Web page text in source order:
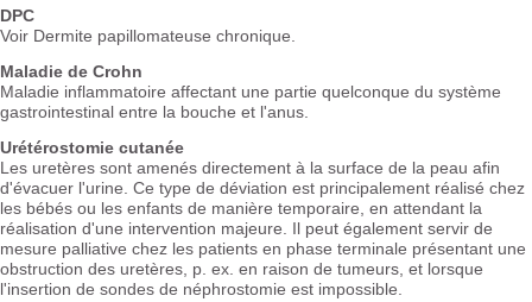
DPC
Voir Dermite papillomateuse chronique.
Maladie de Crohn
Maladie inflammatoire affectant une partie quelconque du système
gastrointestinal entre la bouche et l'anus.
Urétérostomie cutanée
Les uretères sont amenés directement à la surface de la peau afin
d'évacuer l'urine. Ce type de déviation est principalement réalisé chez
les bébés ou les enfants de manière temporaire, en attendant la
réalisation d'une intervention majeure. Il peut également servir de
mesure palliative chez les patients en phase terminale présentant une
obstruction des uretères, p. ex. en raison de tumeurs, et lorsque
l'insertion de sondes de néphrostomie est impossible.